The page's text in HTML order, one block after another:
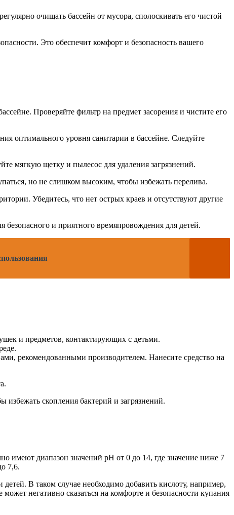
очищать бассейн от мусора, сполоскивать его чистой
Это обеспечит комфорт и безопасность вашего
Проверяйте фильтр на предмет засорения и чистите его
оптимального уровня санитарии в бассейне. Следуйте
мягкую щетку и пылесос для удаления загрязнений.
но не слишком высоким, чтобы избежать перелива.
Убедитесь, что нет острых краев и отсутствуют другие
и приятного времяпровождения для детей.
и предметов, контактирующих с детьми.
рекомендованными производителем. Нанесите средство на
скопления бактерий и загрязнений.
имеют диапазон значений pH от 0 до 14, где значение ниже 7
7,6.
В таком случае необходимо добавить кислоту, например,
негативно сказаться на комфорте и безопасности купания